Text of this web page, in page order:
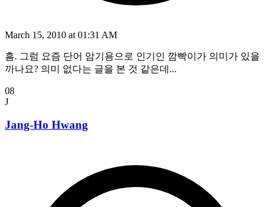
March 15, 2010 at 01:31 AM
흠. 그럼 요즘 단어 암기용으로 인기인 깜빡이가 의미가 있을
까나요? 의미 없다는 글을 본 것 같은데...
08
J
Jang-Ho Hwang